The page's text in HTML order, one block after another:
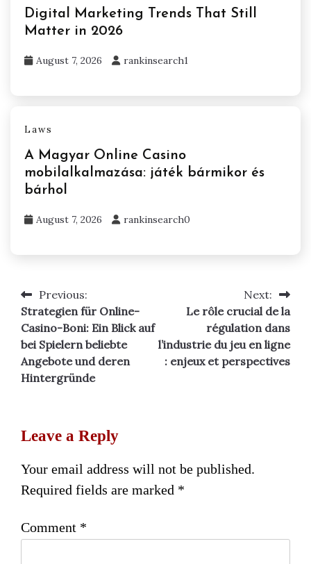
Digital Marketing Trends That Still
Matter in 2026
August 7, 2026 rankinsearch1
Laws
A Magyar Online Casino
mobilalkalmazása: játék bármikor és
bárhol
August 7, 2026 rankinsearch0
Post
navigation
Previous:
Strategien für Online-
Casino-Boni: Ein Blick auf
bei Spielern beliebte
Angebote und deren
Hintergründe
Next:
Le rôle crucial de la
régulation dans
l’industrie du jeu en ligne
: enjeux et perspectives
Leave a Reply
Your email address will not be published.
Required fields are marked *
Comment *